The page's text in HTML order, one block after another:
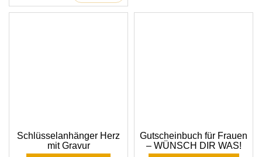
Schlüsselanhänger Herz
mit Gravur
Gutscheinbuch für Frauen
– WÜNSCH DIR WAS!